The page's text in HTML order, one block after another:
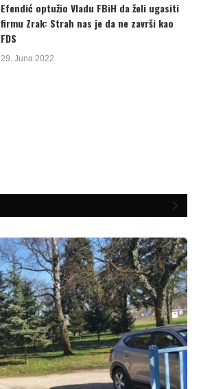
Efendić optužio Vladu FBiH da želi ugasiti
firmu Zrak: Strah nas je da ne završi kao
FDS
29. Juna 2022.